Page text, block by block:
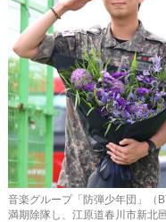
사
이
트
링
크
音楽グループ「防弾少年団」（
満期除隊し、江原道春川市新北